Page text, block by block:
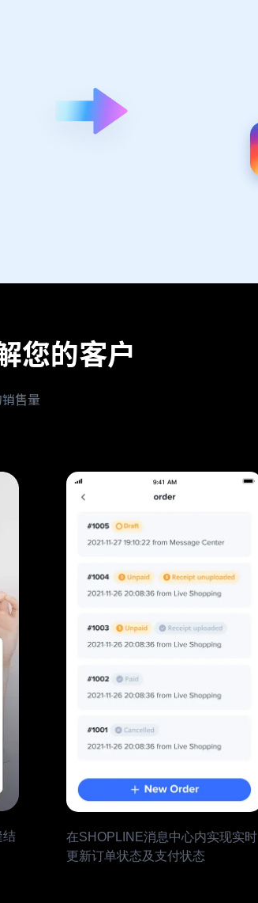
您的客户
售量
结
在SHOPLINE消息中心内实现实时
更新订单状态及支付状态